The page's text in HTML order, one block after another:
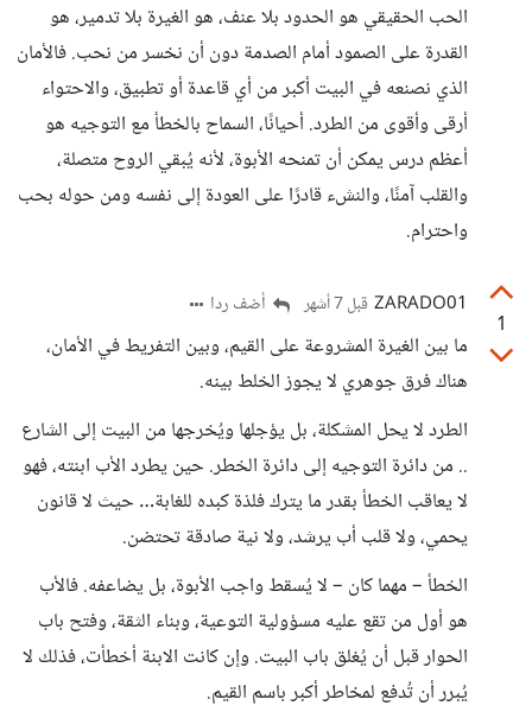
الحب الحقيقي هو الحدود بلا عنف، هو الغيرة بلا تدمير، هو
القدرة على الصمود أمام الصدمة دون أن نخسر من نحب. فالأمان
الذي نصنعه في البيت أكبر من أي قاعدة أو تطبيق، والاحتواء
أرقى وأقوى من الطرد. أحيانًا، السماح بالخطأ مع التوجيه هو
أعظم درس يمكن أن تمنحه الأبوة، لأنه يُبقي الروح متصلة،
والقلب آمنًا، والنشء قادرًا على العودة إلى نفسه ومن حوله بحب
واحترام.
1
ZARADO01 قبل 7 أشهر أضف ردا
ما بين الغيرة المشروعة على القيم، وبين التفريط في الأمان،
هناك فرق جوهري لا يجوز الخلط بينه.
الطرد لا يحل المشكلة، بل يؤجلها ويُخرجها من البيت إلى الشارع
.. من دائرة التوجيه إلى دائرة الخطر. حين يطرد الأب ابنته، فهو
لا يعاقب الخطأ بقدر ما يترك فلذة كبده للغابة… حيث لا قانون
يحمي، ولا قلب أب يرشد، ولا نية صادقة تحتضن.
الخطأ – مهما كان – لا يُسقط واجب الأبوة، بل يضاعفه. فالأب
هو أول من تقع عليه مسؤولية التوعية، وبناء الثقة، وفتح باب
الحوار قبل أن يُغلق باب البيت. وإن كانت الابنة أخطأت، فذلك لا
يُبرر أن تُدفع لمخاطر أكبر باسم القيم.